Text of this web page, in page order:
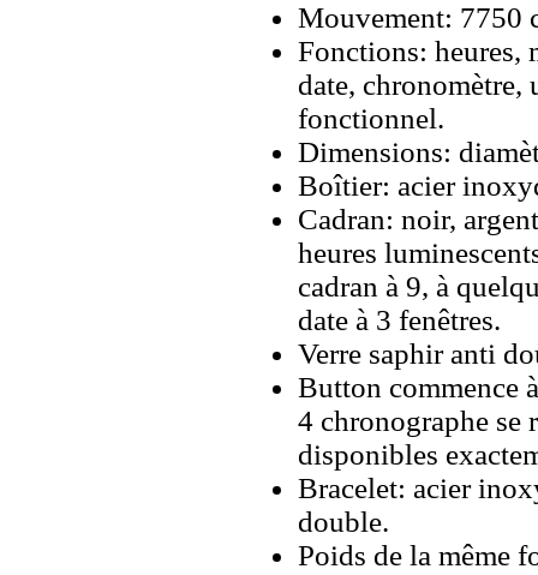
Mouvement: 7750
Fonctions: heures,
date, chronomètre,
fonctionnel.
Dimensions:
Boîtier: acier
Cadran: noir,
heures
cadran à 9, à
date à 3 fenêtres.
Verre saphir anti
Button commence
4 chronographe se
disponibles
Bracelet: acier
double.
Poids de la même